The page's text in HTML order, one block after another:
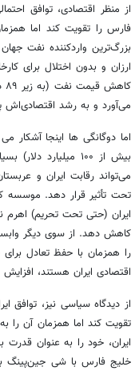
از منظر اقتصادی، توافق
فارس را تقویت کند اما
بزرگ‌ترین واردکننده نفت
ارزان و بدون اختلال برای
می‌آورد و به رشد
اما دوگانگی ها اینجا
می‌تواند رقابت ایران و
تحت تأثیر قرار دهد. موسسه
ایران (حتی تحت تحریم) اهرم
کاهش دهد. از سوی دیگر
را همزمان با حفظ تعادل
اقتصادی ایران هستند،
از دیدگاه سیاسی نیز، توافق
خلیج فارس با شی جین‌پینگ